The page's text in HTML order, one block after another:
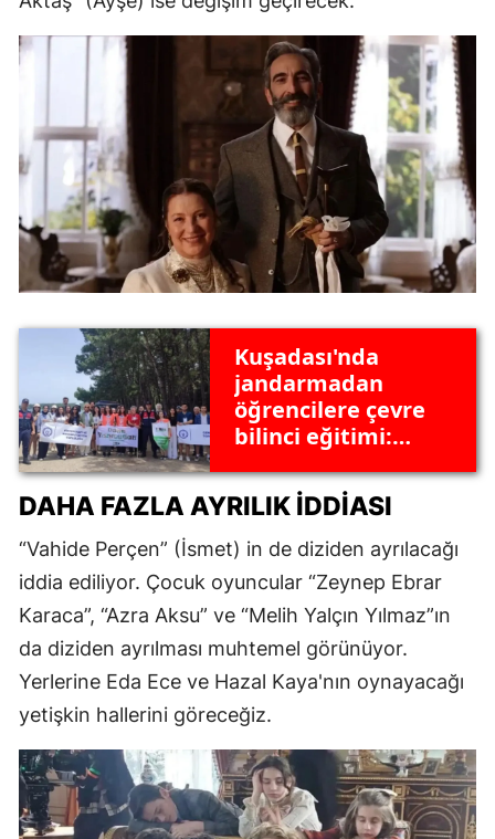
Kuşadası'nda
jandarmadan
öğrencilere çevre
bilinci eğitimi:
yangınlarına dikkat
DAHA FAZLA AYRILIK İDDIASI
“Vahide Perçen” (İsmet) in de diziden ayrılacağı
iddia ediliyor. Çocuk oyuncular “Zeynep Ebrar
Karaca”, “Azra Aksu” ve “Melih Yalçın Yılmaz”ın
da diziden ayrılması muhtemel görünüyor.
Yerlerine Eda Ece ve Hazal Kaya'nın oynayacağı
yetişkin hallerini göreceğiz.